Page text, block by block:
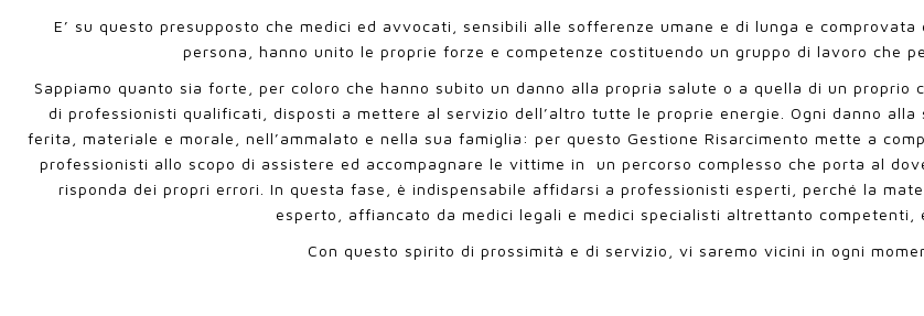
E’ su questo presupposto che medici ed avvocati, sensibili alle sofferenze umane e di lunga e
persona, hanno unito le proprie forze e competenze costituendo un gruppo di lavoro che
Sappiamo quanto sia forte, per coloro che hanno subito un danno alla propria salute o a quella di un
di professionisti qualificati, disposti a mettere al servizio dell’altro tutte le proprie energie. Ogni danno
ferita, materiale e morale, nell’ammalato e nella sua famiglia: per questo Gestione Risarcimento mette a
professionisti allo scopo di assistere ed accompagnare le vittime in un percorso complesso che porta al
risponda dei propri errori. In questa fase, è indispensabile affidarsi a professionisti esperti, perché la
esperto, affiancato da medici legali e medici specialisti altrettanto competenti,
Con questo spirito di prossimità e di servizio, vi saremo vicini in ogni